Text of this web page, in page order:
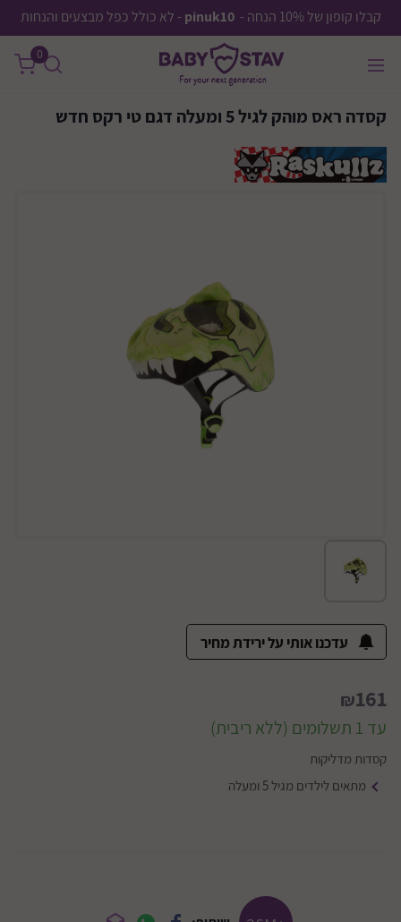
קבלו קופון של 10% הנחה - pinuk10 - לא כולל כפל מבצעים והנחות
0
קסדה ראס מוהק לגיל 5 ומעלה דגם טי רקס חדש
עדכנו אותי על ירידת מחיר
₪161
עד 1 תשלומים (ללא ריבית)
קסדות מדליקות
מתאים לילדים מגיל 5 ומעלה